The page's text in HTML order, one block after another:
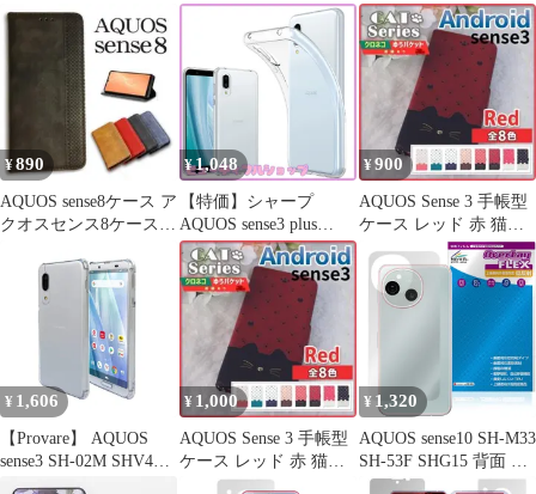
ス 薄型 軽量 衝撃吸収
黄ばみなし ワイヤレス
充電対応 ストラップホ
ール付き 透明 カバー
(TPU-AZ-1185)
106G4 グリーン
ルム OverLay Magic for
アクオス センス7
SH53C SHG10 本体保護
フィルム 傷修復 指紋防
¥890
AQUOS sense8ケース ア
クオスセンス8ケース
¥1,048
【特価】シャープ
AQUOS sense3 plus
SHV46 サウンド SH-
RM11 / SoftBank (アク
オス センススリー プラ
ス) au 楽天モバイル 対
応 ソフトケース カバー
ケース ストラップホー
ル付き 薄型 軽量 耐衝
撃 衝撃吸収 シリ
¥900
AQUOS Sense 3 手帳型
ケース レッド 赤 猫
/568
¥ 1,606
【Provare】 AQUOS
sense3 SH-02M SHV45
SH-M12 / AQUOS sense3
¥ 1,000
AQUOS Sense 3 手帳型
ケース レッド 赤 猫
¥ 1,320
AQUOS sense10 SH-M33
SH-53F SHG15 背面 保
護 フィルム OverLay